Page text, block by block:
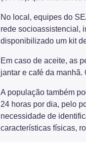
No local, equipes do
rede socioassistencial,
disponibilizado um kit
Em caso de aceite, as
jantar e café da
A população também
24 horas por dia, pelo
necessidade de
características físicas,